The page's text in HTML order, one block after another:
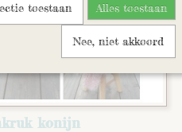
konijn
toestaan Alles toestaan
Nee, niet akkoord